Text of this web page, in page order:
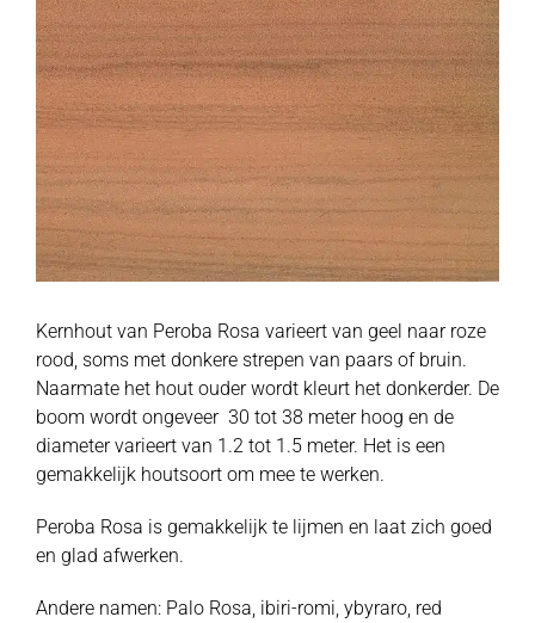
Kernhout van Peroba Rosa varieert van geel naar roze
rood, soms met donkere strepen van paars of bruin.
Naarmate het hout ouder wordt kleurt het donkerder. De
boom wordt ongeveer 30 tot 38 meter hoog en de
diameter varieert van 1.2 tot 1.5 meter. Het is een
gemakkelijk houtsoort om mee te werken.
Peroba Rosa is gemakkelijk te lijmen en laat zich goed
en glad afwerken.
Andere namen: Palo Rosa, ibiri-romi, ybyraro, red